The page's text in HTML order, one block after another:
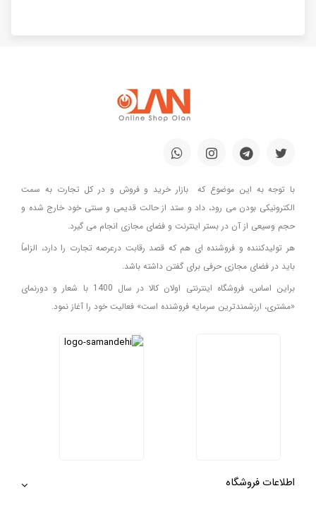
با توجه به این موضوع که بازار خرید و فروش و در کل تجارت به سمت
الکترونیکی بودن می رود، داد و ستد از حالت قدیمی و سنتی خود خارج شده و
حجم وسیعی از آن در بستر اینترنت و فضای مجازی انجام می گیرد.
هر تولیدکننده و فروشنده ای هم که قصد رقابت درعرصه تجارت را دارد، الزاماً
باید در فضای مجازی حرفی برای گفتن داشته باشد.
براین اساس، فروشگاه اینترنتی اولان کالا در سال 1400 با شعار و دورنمای
«مشتری، ارزشمندترین سرمایه فروشنده است» فعالیت خود را آغاز نمود.
اطلاعات فروشگاه